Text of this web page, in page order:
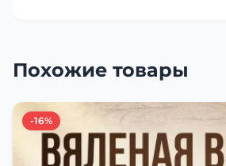
Похожие товары
-16%